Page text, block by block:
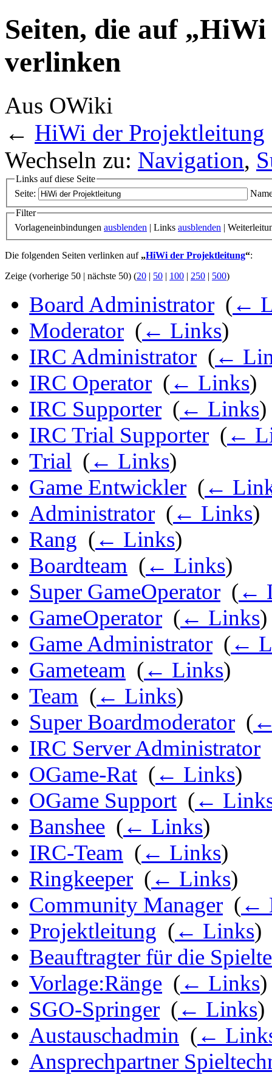
Seiten, die auf
verlinken
Aus OWiki
← HiWi der Projektleitung
Wechseln zu: Navigation,
Links auf diese Seite
Seite:
Filter
Vorlageneinbindungen ausblenden | Links ausblenden |
Die folgenden Seiten verlinken auf „HiWi der Projektleitung“:
Zeige (vorherige 50 | nächste 50) (20 | 50 | 100 | 250 | 500)
Board Administrator (←
Moderator (← Links)
IRC Administrator (←
IRC Operator (← Links)
IRC Supporter (← Links)
IRC Trial Supporter (←
Trial (← Links)
Game Entwickler (←
Administrator (← Links)
Rang (← Links)
Boardteam (← Links)
Super GameOperator (←
GameOperator (← Links)
Game Administrator (←
Gameteam (← Links)
Team (← Links)
Super Boardmoderator (
IRC Server Administrator
OGame-Rat (← Links)
OGame Support (←
Banshee (← Links)
IRC-Team (← Links)
Ringkeeper (← Links)
Community Manager (←
Projektleitung (← Links)
Beauftragter für die
Vorlage:Ränge (← Links)
SGO-Springer (← Links)
Austauschadmin (←
Ansprechpartner